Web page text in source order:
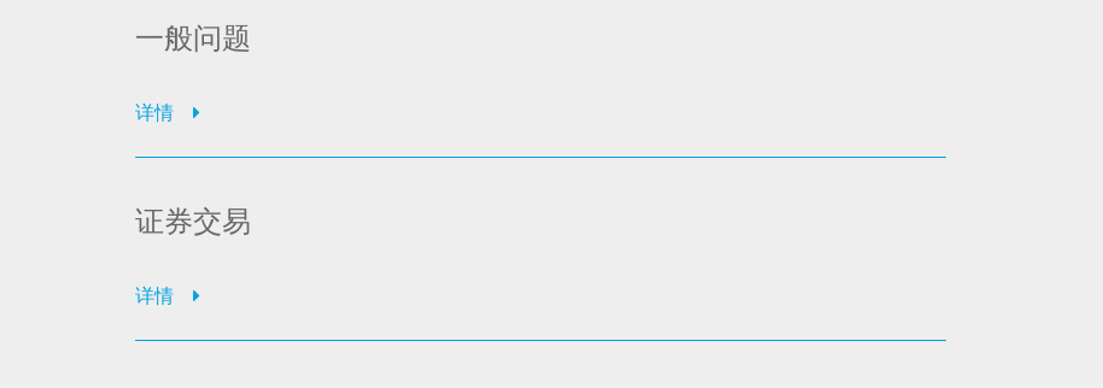
一般问题
详情
证券交易
详情